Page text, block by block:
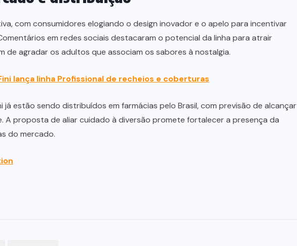
com consumidores elogiando o design inovador e o apelo para incentivar
em redes sociais destacaram o potencial da linha para atrair
de agradar os adultos que associam os sabores à nostalgia.
lança linha Profissional de recheios e coberturas
já estão sendo distribuídos em farmácias pelo Brasil, com previsão de alcançar
A proposta de aliar cuidado à diversão promete fortalecer a presença da
do mercado.